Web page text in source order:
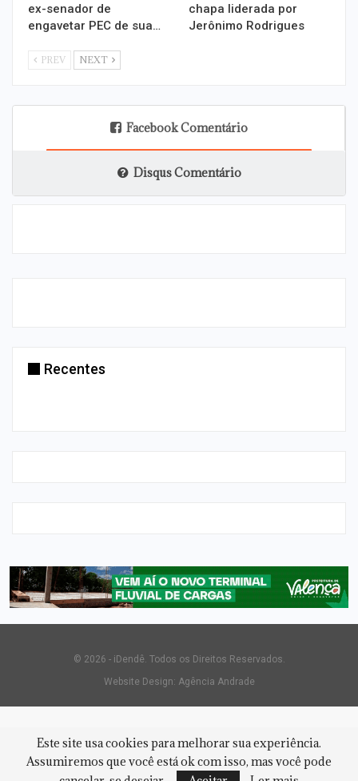
ex-senador de
engavetar PEC de sua…
chapa liderada por
Jerônimo Rodrigues
PREV NEXT
Facebook Comentário
Disqus Comentário
Recentes
© 2026 - iDendê. Todos os Direitos Reservados.
Website Design: Agência Andrade
Este site usa cookies para melhorar sua experiência.
Assumiremos que você está ok com isso, mas você pode